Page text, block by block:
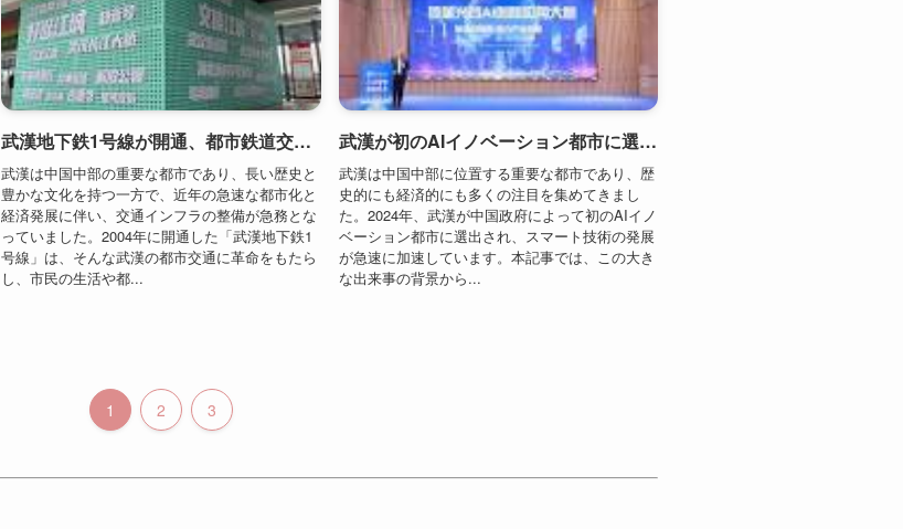
武漢は中国中部の重要な都市であり、長い歴史と
豊かな文化を持つ一方で、近年の急速な都市化と
経済発展に伴い、交通インフラの整備が急務とな
っていました。2004年に開通した「武漢地下鉄1
号線」は、そんな武漢の都市交通に革命をもたら
し、市民の生活や都...
武漢は中国中部に位置する重要な都市であり、歴
史的にも経済的にも多くの注目を集めてきまし
た。2024年、武漢が中国政府によって初のAIイノ
ベーション都市に選出され、スマート技術の発展
が急速に加速しています。本記事では、この大き
な出来事の背景から...
1 2 3